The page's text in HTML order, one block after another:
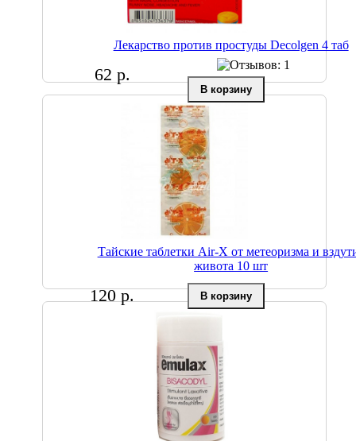
Лекарство против простуды Decolgen 4 таб
62 р.
Тайские таблетки Air-X от метеоризма и
живота 10 шт
120 р.